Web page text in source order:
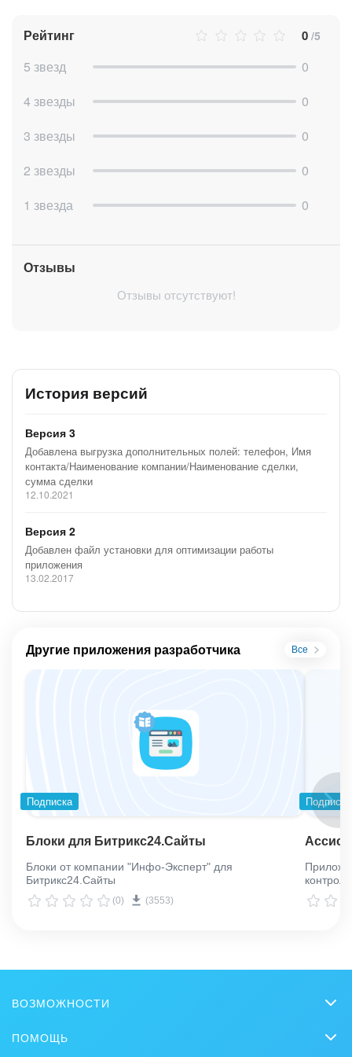
Рейтинг 0 /5
5 звезд
0
4 звезды
0
3 звезды
0
2 звезды
0
1 звезда
0
Отзывы
Отзывы отсутствуют!
История версий
Версия 3
Добавлена выгрузка дополнительных полей: телефон, Имя
контакта/Наименование компании/Наименование сделки,
сумма сделки
12.10.2021
Версия 2
Добавлен файл установки для оптимизации работы
приложения
13.02.2017
Другие приложения разработчика Все
Подписка
Блоки для Битрикс24.Сайты
Блоки от компании "Инфо-Эксперт" для
Битрикс24.Сайты
(0) (3553)
Подписка
ВОЗМОЖНОСТИ
Онлайн-офис
ПОМОЩЬ